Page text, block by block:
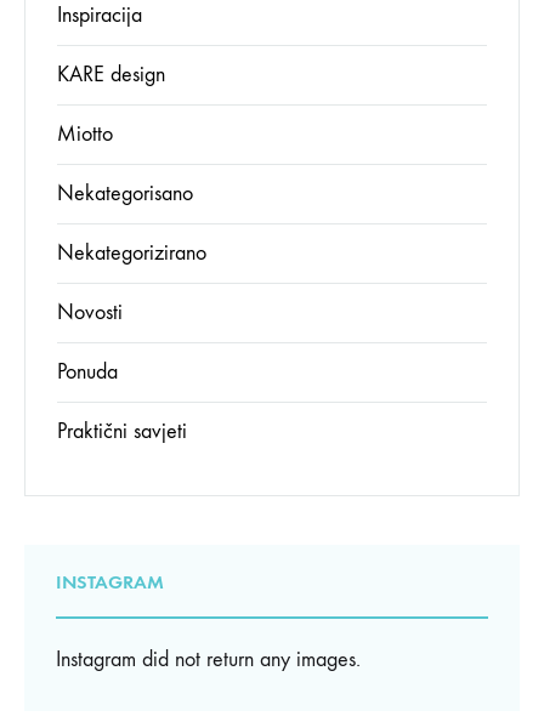
Inspiracija
KARE design
Miotto
Nekategorisano
Nekategorizirano
Novosti
Ponuda
Praktični savjeti
INSTAGRAM
Instagram did not return any images.